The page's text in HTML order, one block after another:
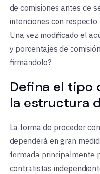
de comisiones antes de
intenciones con respecto
Una vez modificado el
y porcentajes de
firmándolo?
Defina el tipo
la estructura
La forma de proceder
dependerá en gran
formada principalmente
contratistas